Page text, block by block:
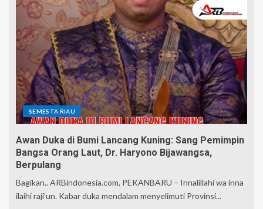
SEMESTA RIAU
Awan Duka di Bumi Lancang Kuning: Sang Pemimpin
Bangsa Orang Laut, Dr. Haryono Bijawangsa,
Berpulang
Bagikan.. ARBindonesia.com, PEKANBARU – Innalillahi wa inna
ilaihi raji’un. Kabar duka mendalam menyelimuti Provinsi...